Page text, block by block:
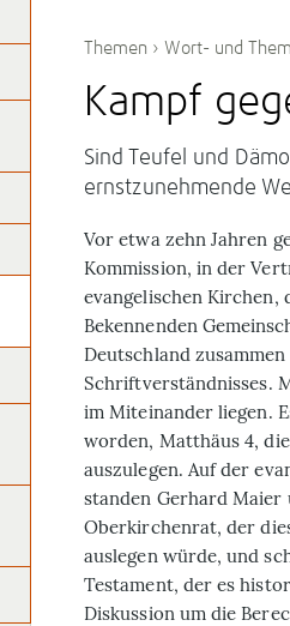
Themen › Wort- und
Kampf
Sind Teufel und
ernstzunehmende
Vor etwa zehn Jahren
Kommission, in der
evangelischen Kirchen,
Bekennenden
Deutschland
Schriftverständnisses.
im Miteinander liegen.
worden, Matthäus 4,
auszulegen. Auf der
standen Gerhard Maier
Oberkirchenrat, der
auslegen würde, und
Testament, der es
Diskussion um die